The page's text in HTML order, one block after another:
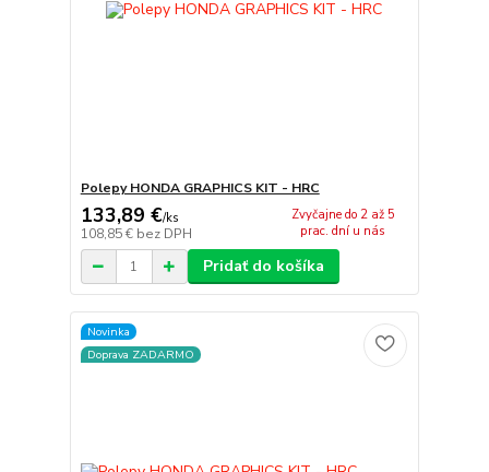
Polepy HONDA GRAPHICS KIT - HRC
133,89 €/ks
108,85 € bez DPH
Zvyčajne do 2 až 5
prac. dní u nás
Pridať do košíka
Novinka
Doprava ZADARMO